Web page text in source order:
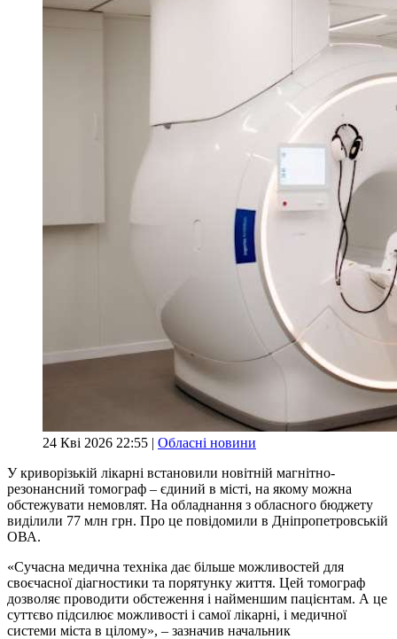
24 Кві 2026 22:55 | Обласні новини
У криворізькій лікарні встановили новітній магнітно-
резонансний томограф – єдиний в місті, на якому можна
обстежувати немовлят. На обладнання з обласного бюджету
виділили 77 млн грн. Про це повідомили в Дніпропетровській
ОВА.
«Сучасна медична техніка дає більше можливостей для
своєчасної діагностики та порятунку життя. Цей томограф
дозволяє проводити обстеження і найменшим пацієнтам. А це
суттєво підсилює можливості і самої лікарні, і медичної
системи міста в цілому», – зазначив начальник